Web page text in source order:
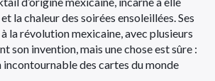
la chaleur des soirées ensoleillées. Ses
la révolution mexicaine, avec plusieurs
son invention, mais une chose est sûre :
incontournable des cartes du monde